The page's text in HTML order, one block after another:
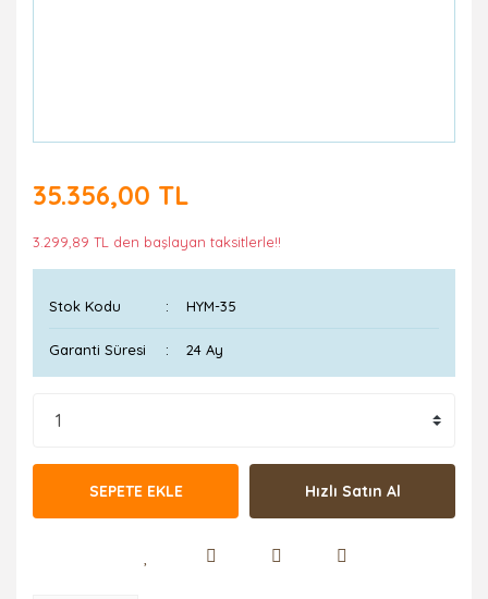
35.356,00 TL
3.299,89 TL den başlayan taksitlerle!!
Stok Kodu HYM-35
Garanti Süresi 24 Ay
SEPETE EKLE Hızlı Satın Al